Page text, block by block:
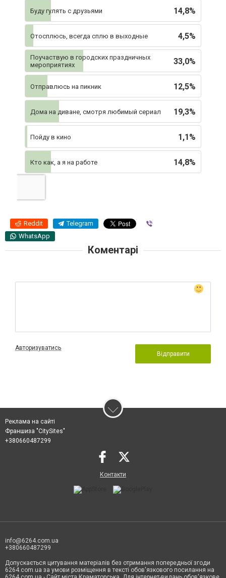
14,8%
Буду гулять с друзьями
4,5%
Отосплюсь, всегда сплю в выходные
33,0%
Поучаствую в городских праздничных
мероприятиях
12,5%
Отправлюсь на пикник
19,3%
Дома на диване, смотря любимый сериал
1,1%
Пойду в кино
14,8%
Кто как, а я на работе
Reddit Telegram
WhatsApp
Коментарі
Авторизуватись
Відправити
Реклама на сайті
Франшиза "CitySites"
+380660487299
Контакти
info@6264.com.ua
+380660487299
Допускається цитування матеріалів без отримання попередньої згоди
6264.com.ua за умови розміщення в тексті обов'язкового посилання на